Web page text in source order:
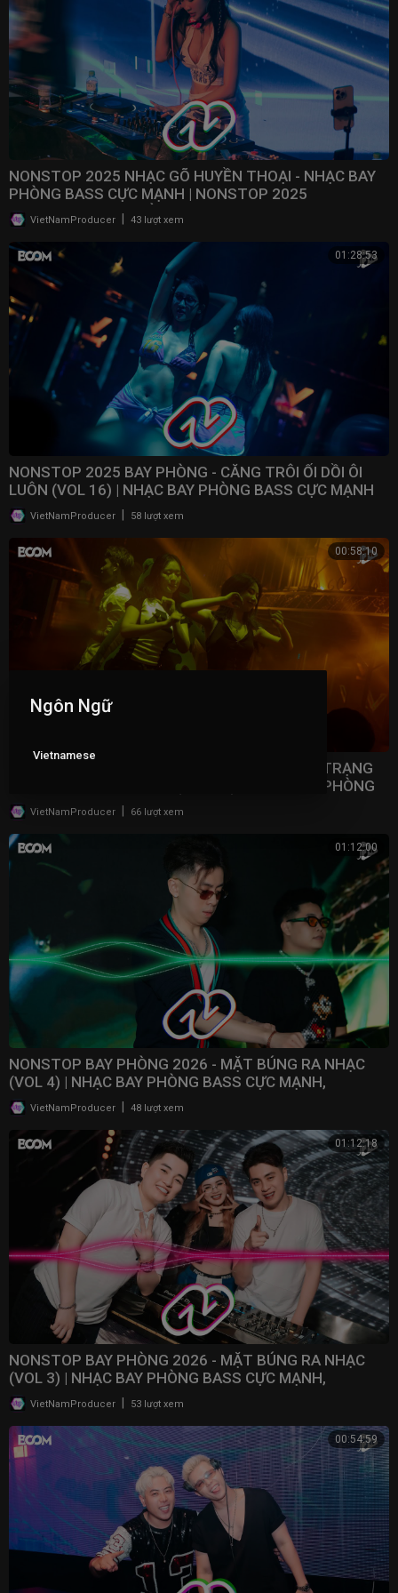
NONSTOP 2025 NHẠC GÕ HUYỀN THOẠI - NHẠC BAY
PHÒNG BASS CỰC MẠNH | NONSTOP 2025
VINAHOUSE BAY PHÒNG
VietNamProducer 43 lượt xem
01:28:53
NONSTOP 2025 BAY PHÒNG - CĂNG TRÔI ỐI DỒI ÔI
LUÔN (VOL 16) | NHẠC BAY PHÒNG BASS CỰC MẠNH ​
VietNamProducer 58 lượt xem
00:58:10
NONSTOP 2025 VINAHOUSE VIỆT MIX - TÂM TRẠNG
NHẤT BẢNG XẾP HẠNG (VOL 15) | NHẠC BAY PHÒNG
2025VietNamProducer 66 lượt xem
01:12:00
NONSTOP BAY PHÒNG 2026 - MẶT BÚNG RA NHẠC
(VOL 4) | NHẠC BAY PHÒNG BASS CỰC MẠNH,
NONSTOP 2025
VietNamProducer 48 lượt xem
01:12:18
NONSTOP BAY PHÒNG 2026 - MẶT BÚNG RA NHẠC
(VOL 3) | NHẠC BAY PHÒNG BASS CỰC MẠNH,
NONSTOP 2025
VietNamProducer | 53 lượt xem
00:54:59
Ngôn Ngữ
Vietnamese